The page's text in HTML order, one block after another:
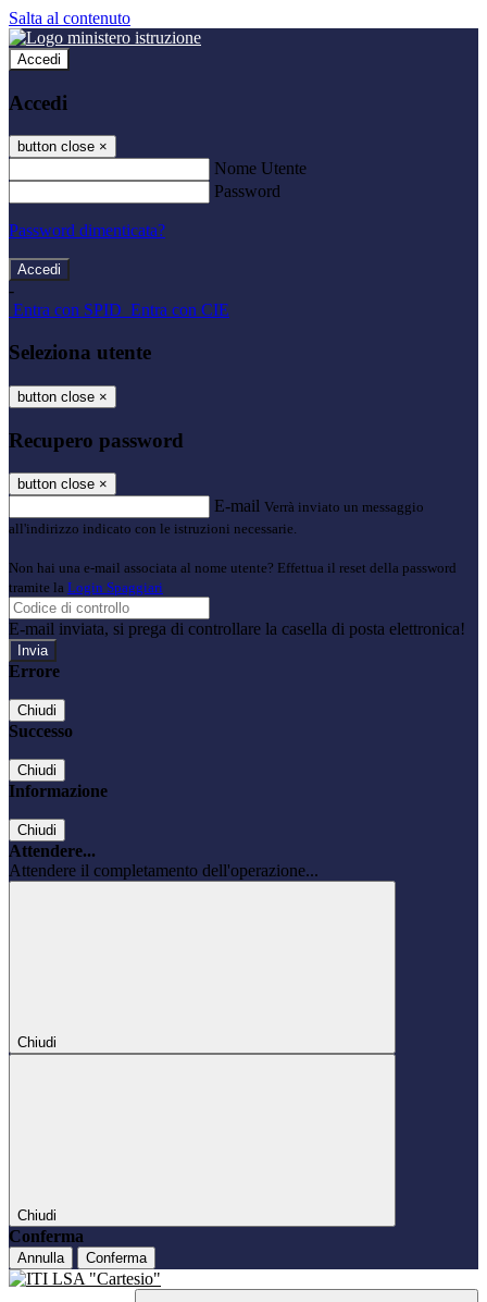
Salta al contenuto
Accedi
Accedi
button close ×
Nome Utente
Password
Password dimenticata?
-
Entra con SPID Entra con CIE
Seleziona utente
button close ×
Recupero password
button close ×
E-mail Verrà inviato un messaggio
all'indirizzo indicato con le istruzioni necessarie.
Non hai una e-mail associata al nome utente? Effettua il reset della password
tramite la Login Spaggiari
E-mail inviata, si prega di controllare la casella di posta elettronica!
Errore
Chiudi
Successo
Chiudi
Informazione
Chiudi
Attendere...
Attendere il completamento dell'operazione...
Chiudi
Chiudi
Conferma
Annulla Conferma